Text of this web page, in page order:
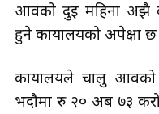
आवको दुई महिना अझै
हुने कार्यालयको अपेक्षा छ
कार्यालयले चालु
भदौमा रु २० अर्ब ७३